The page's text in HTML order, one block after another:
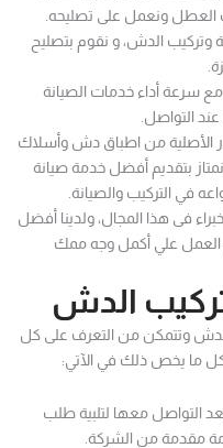
العطل ونعمل على تصليحه.
الدش، و نقوم بتصليح
سرعة أداء خدمات الصيانة
التواصل.
الأصلية من اطباق دش وأسلاك
بتقديم أفضل خدمة صيانة
في التركيب والصيانة.
فى هذا المجال، ولدينا أفضل
العمل علي أكمل وجه ممك
الدش
وتتمكن من التعرف على كل
ما يخص ذلك في الآتي:
التواصل معها لتلبية طلب
مقدمة من الشركة.